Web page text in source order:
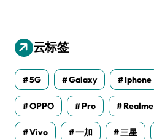
云标签
5G Galaxy Iphone
OPPO Pro Realme
Vivo 一加 三星